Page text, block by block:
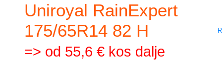
Uniroyal RainExpert
175/65R14 82 H
=> od 55,6 € kos dalje